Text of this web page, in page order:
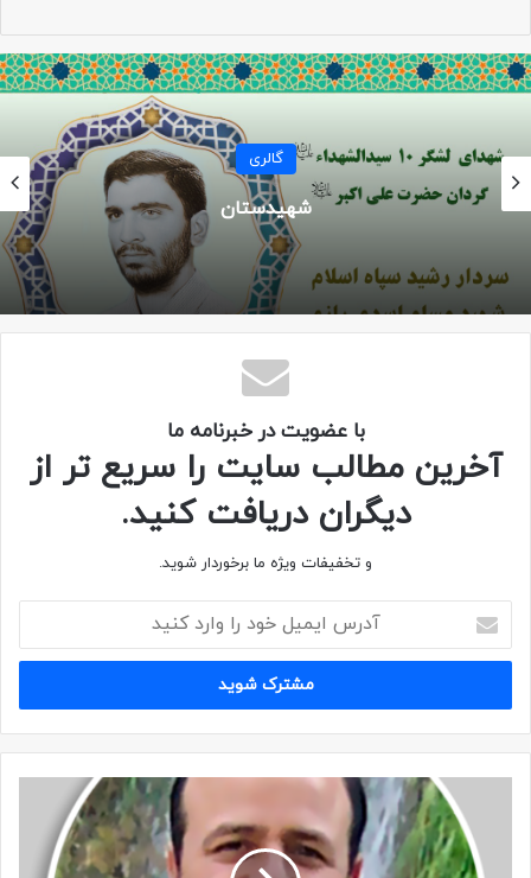
گالری
شهیدستان
با عضویت در خبرنامه ما
آخرین مطالب سایت را سریع تر از
دیگران دریافت کنید.
و تخفیفات ویژه ما برخوردار شوید.